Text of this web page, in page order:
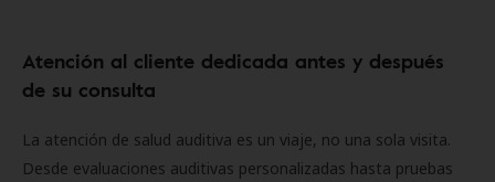
Atención al cliente dedicada antes y después
de su consulta
La atención de salud auditiva es un viaje, no una sola visita.
Desde evaluaciones auditivas personalizadas hasta pruebas